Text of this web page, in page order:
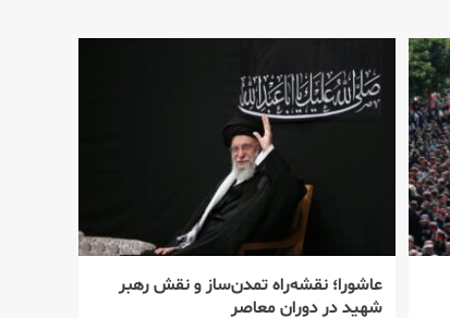
عاشورا؛ نقشه‌راه تمدن‌ساز و نقش رهبر
شهید در دوران معاصر